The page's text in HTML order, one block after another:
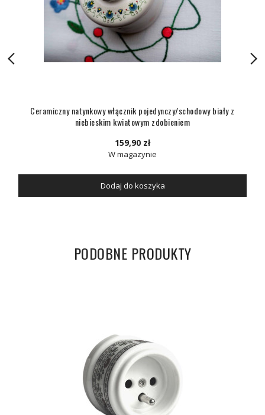
Ceramiczny natynkowy włącznik pojedynczy/schodowy biały z
niebieskim kwiatowym zdobieniem
159,90 zł
W magazynie
Dodaj do koszyka
PODOBNE PRODUKTY